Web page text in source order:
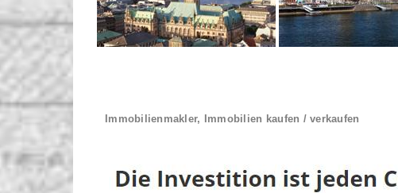
Immobilienmakler, Immobilien kaufen / verkaufen